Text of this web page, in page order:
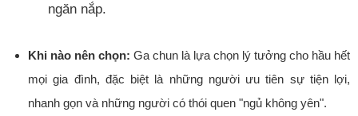
ngăn nắp.
Khi nào nên chọn: Ga chun là lựa chọn lý tưởng cho hầu hết
mọi gia đình, đặc biệt là những người ưu tiên sự tiện lợi,
nhanh gọn và những người có thói quen "ngủ không yên".